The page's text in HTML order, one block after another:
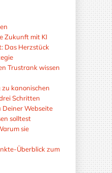
Zukunft mit KI
Das Herzstück
Trustrank wissen
kanonischen
Schritten
Deiner Webseite
solltest
sie
Überblick zum